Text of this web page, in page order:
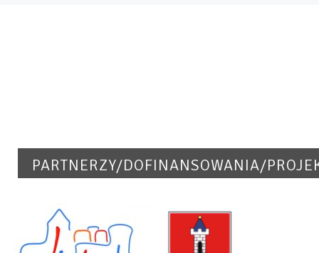
PARTNERZY/DOFINANSOWANIA/